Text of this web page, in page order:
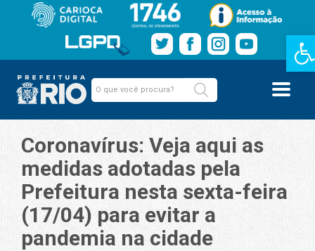
Barra
Coronavírus: Veja aqui as
medidas adotadas pela
Prefeitura nesta sexta-feira
(17/04) para evitar a
pandemia na cidade